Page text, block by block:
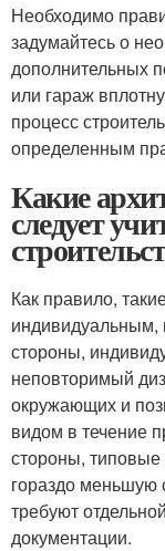
Необходимо
задумайтесь о
дополнительных
или гараж
процесс
определенным
Какие
следует
Как правило,
индивидуальным,
стороны,
неповторимый
окружающих и
видом в течение
стороны,
гораздо меньшую
требуют
документации.